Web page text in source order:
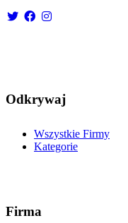
Odkrywaj
Wszystkie Firmy
Kategorie
Firma